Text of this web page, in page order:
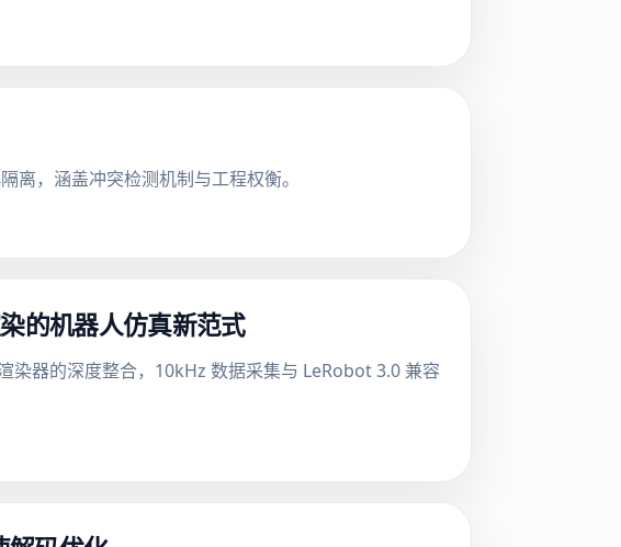
，涵盖冲突检测机制与工程权衡。
的机器人仿真新范式
器的深度整合，10kHz 数据采集与 LeRobot 3.0 兼容